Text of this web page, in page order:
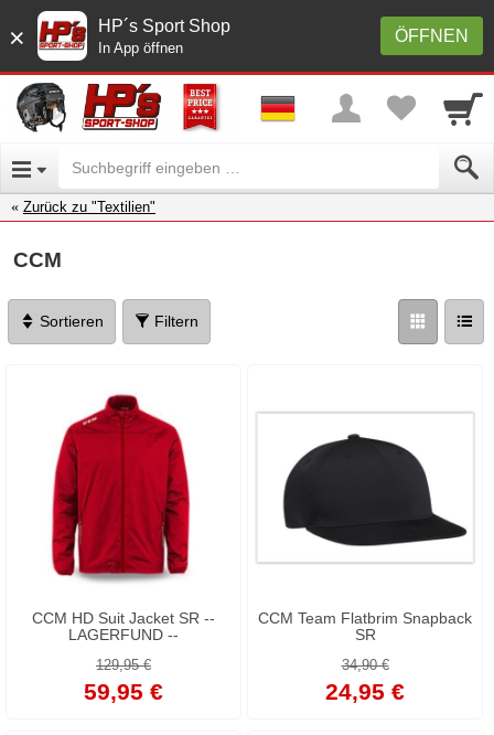
× ÖFFNEN
HP´s Sport Shop
In App öffnen
Zurück zu "Textilien"
CCM
Sortieren Filtern
CCM HD Suit Jacket SR --
LAGERFUND --
129,95 €
59,95 €
CCM Team Flatbrim Snapback
SR
34,90 €
24,95 €